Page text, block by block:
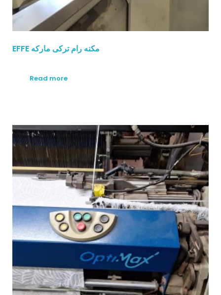
EFFE مكنه رام تركى ماركه
Read more